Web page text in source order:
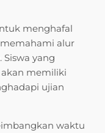
menghafal
alur
Siswa yang
memiliki
ujian
waktu